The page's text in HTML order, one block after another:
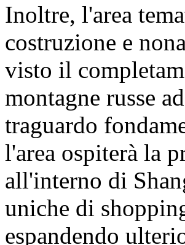
Inoltre, l'area
costruzione e
visto il
montagne russe
traguardo
l'area ospiterà la
all'interno di
uniche di
espandendo